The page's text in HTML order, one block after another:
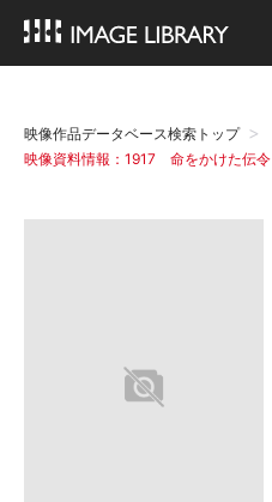
映像作品データベース検索トップ
映像資料情報：1917 命をかけた伝令